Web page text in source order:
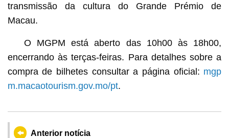
transmissão da cultura do Grande Prémio de
Macau.
O MGPM está aberto das 10h00 às 18h00,
encerrando às terças-feiras. Para detalhes sobre a
compra de bilhetes consultar a página oficial: mgp
m.macaotourism.gov.mo/pt.
Anterior notícia